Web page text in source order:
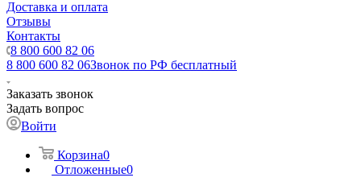
Доставка и оплата
Отзывы
Контакты
8 800 600 82 06
8 800 600 82 06Звонок по РФ бесплатный
Заказать звонок
Задать вопрос
Войти
Корзина0
Отложенные0